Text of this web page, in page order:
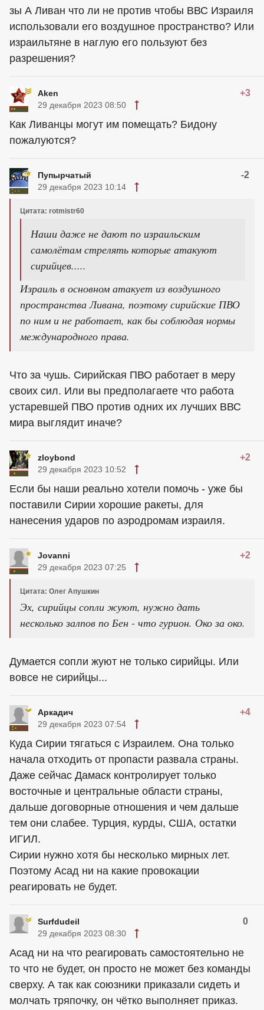
зы А Ливан что ли не против чтобы ВВС Израиля
использовали его воздушное пространство? Или
израильтяне в наглую его пользуют без
разрешения?
Aken +3
29 декабря 2023 08:50
Как Ливанцы могут им помещать? Бидону
пожалуются?
Пупырчатый -2
29 декабря 2023 10:14
Цитата: rotmistr60
Наши даже не дают по израильским
самолётам стрелять которые атакуют
сирийцев.....
Израиль в основном атакует из воздушного
пространства Ливана, поэтому сирийские ПВО
по ним и не работает, как бы соблюдая нормы
международного права.
Что за чушь. Сирийская ПВО работает в меру
своих сил. Или вы предполагаете что работа
устаревшей ПВО против одних их лучших ВВС
мира выглядит иначе?
zloybond +2
29 декабря 2023 10:52
Если бы наши реально хотели помочь - уже бы
поставили Сирии хорошие ракеты, для
нанесения ударов по аэродромам израиля.
Jovanni +2
29 декабря 2023 07:25
Цитата: Олег Апушкин
Эх, сирийцы сопли жуют, нужно дать
несколько залпов по Бен - что гурион. Око за око.
Думается сопли жуют не только сирийцы. Или
вовсе не сирийцы...
Аркадич +4
29 декабря 2023 07:54
Куда Сирии тягаться с Израилем. Она только
начала отходить от пропасти развала страны.
Даже сейчас Дамаск контролирует только
восточные и центральные области страны,
дальше договорные отношения и чем дальше
тем они слабее. Турция, курды, США, остатки
ИГИЛ.
Сирии нужно хотя бы несколько мирных лет.
Поэтому Асад ни на какие провокации
реагировать не будет.
Surfdudeil 0
29 декабря 2023 08:30
Асад ни на что реагировать самостоятельно не
то что не будет, он просто не может без команды
сверху. А так как союзники приказали сидеть и
молчать тряпочку, он чётко выполняет приказ.